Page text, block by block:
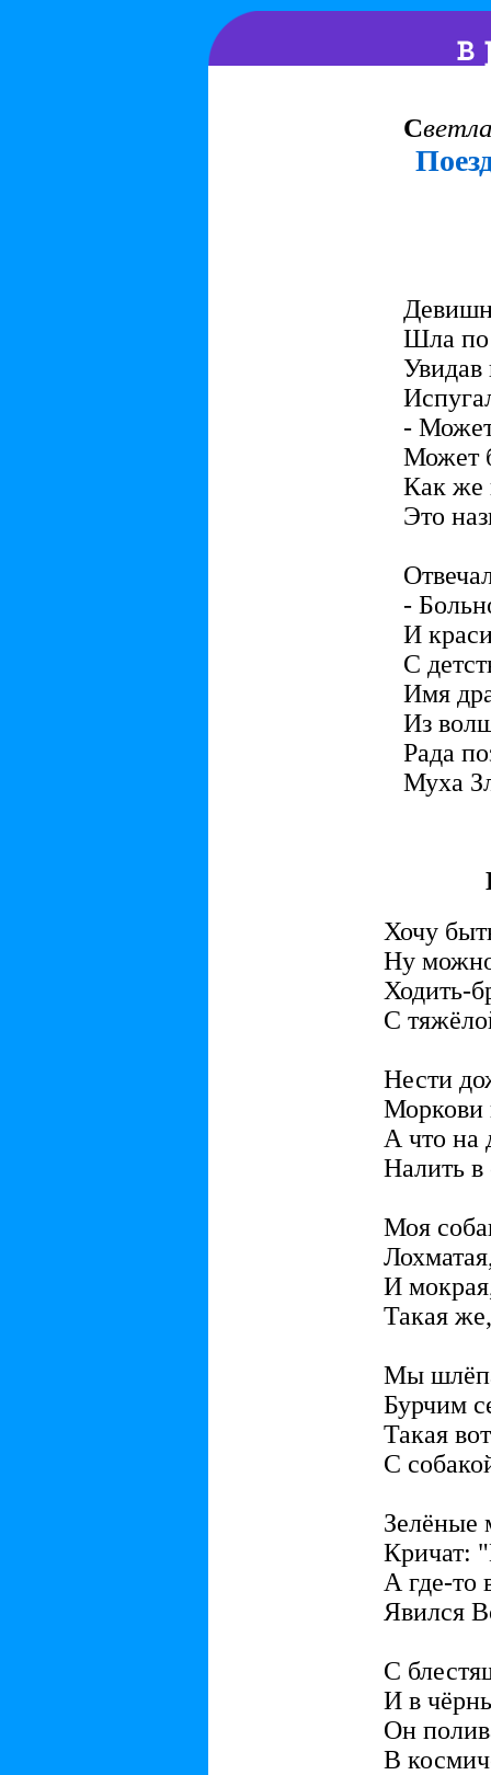
С
Шла по
Увидав
-
Может
Как же
Это
-
И
С
Имя
Из
Рада
Муха
Хочу
Ну
Ходить-
С
Нести
Моркови
А что на
Налить в
Моя
И
Такая
Мы
Бурчим
Такая
С
Зелёные
Кричат:
А где-то
Явился
С
И в
Он
В